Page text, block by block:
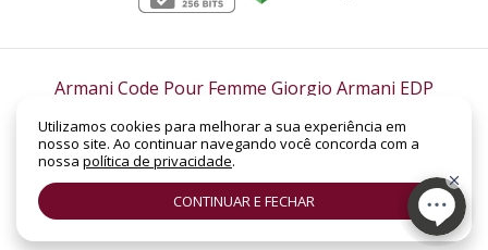
Utilizamos cookies para melhorar a sua experiência em
nosso site. Ao continuar navegando você concorda com a
nossa política de privacidade.
CONTINUAR E FECHAR
Armani Code Pour Femme Giorgio Armani EDP
©2026. LORD PERFUMARIA - CNPJ: 14.158.962/0001-88 | SHC Sul Quadra 305 -
Bloco B, Loja Nº 19 | Asa Sul | Brasília - DF | CEP: 70.352-520. Todos os direitos
reservados.